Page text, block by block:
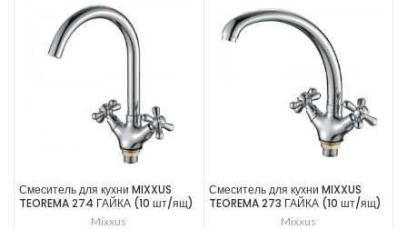
Смеситель для кухни MIXXUS
TEOREMA 274 ГАЙКА (10 шт/ящ)
Mixxus
Смеситель для кухни MIXXUS
TEOREMA 273 ГАЙКА (10 шт/ящ)
Mixxus